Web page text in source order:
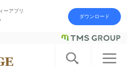
アカウント登録
ーアプリ
ダウンロード